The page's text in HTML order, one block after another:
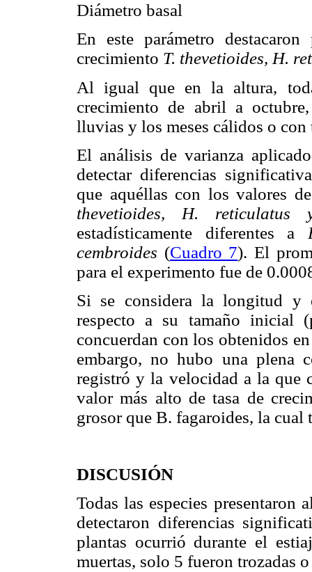
Diámetro basal
En este parámetro
crecimiento T. thevetioides, H.
Al igual que en la altura,
crecimiento de abril a
lluvias y los meses cálidos o con
El análisis de varianza
detectar diferencias
que aquéllas con los valores
thevetioides, H. reticulatus
estadísticamente diferentes a
cembroides (Cuadro 7). El
para el experimento fue de
Si se considera la longitud y
respecto a su tamaño inicial
concuerdan con los obtenidos
embargo, no hubo una plena
registró y la velocidad a la que
valor más alto de tasa de
grosor que B. fagaroides, la cual
DISCUSIÓN
Todas las especies presentaron
detectaron diferencias
plantas ocurrió durante el
muertas, solo 5 fueron trozadas